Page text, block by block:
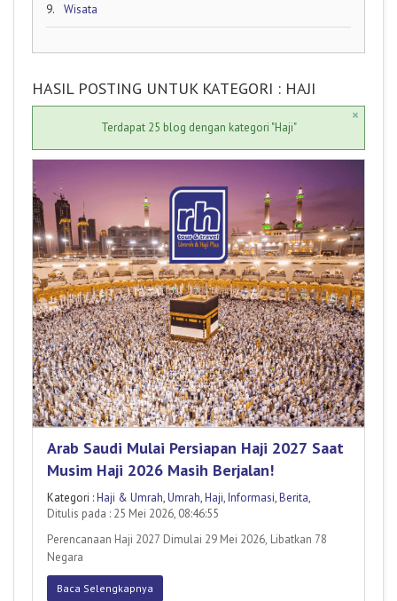
HASIL POSTING UNTUK KATEGORI : HAJI
Terdapat 25 blog dengan kategori "Haji"
×
Arab Saudi Mulai Persiapan Haji 2027 Saat
Musim Haji 2026 Masih Berjalan!
Kategori :Haji & Umrah,Umrah,Haji,Informasi,Berita,
Ditulis pada : 25 Mei 2026, 08:46:55
Perencanaan Haji 2027 Dimulai 29 Mei 2026, Libatkan 78
Negara
Baca Selengkapnya
9. Wisata